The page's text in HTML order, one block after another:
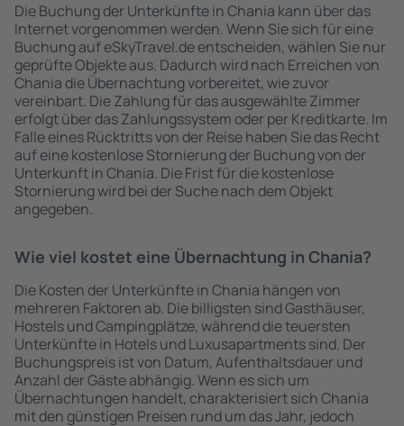
Die Buchung der Unterkünfte in Chania kann über das
Internet vorgenommen werden. Wenn Sie sich für eine
Buchung auf eSkyTravel.de entscheiden, wählen Sie nur
geprüfte Objekte aus. Dadurch wird nach Erreichen von
Chania die Übernachtung vorbereitet, wie zuvor
vereinbart. Die Zahlung für das ausgewählte Zimmer
erfolgt über das Zahlungssystem oder per Kreditkarte. Im
Falle eines Rücktritts von der Reise haben Sie das Recht
auf eine kostenlose Stornierung der Buchung von der
Unterkunft in Chania. Die Frist für die kostenlose
Stornierung wird bei der Suche nach dem Objekt
angegeben.
Wie viel kostet eine Übernachtung in Chania?
Die Kosten der Unterkünfte in Chania hängen von
mehreren Faktoren ab. Die billigsten sind Gasthäuser,
Hostels und Campingplätze, während die teuersten
Unterkünfte in Hotels und Luxusapartments sind. Der
Buchungspreis ist von Datum, Aufenthaltsdauer und
Anzahl der Gäste abhängig. Wenn es sich um
Übernachtungen handelt, charakterisiert sich Chania
mit den günstigen Preisen rund um das Jahr, jedoch